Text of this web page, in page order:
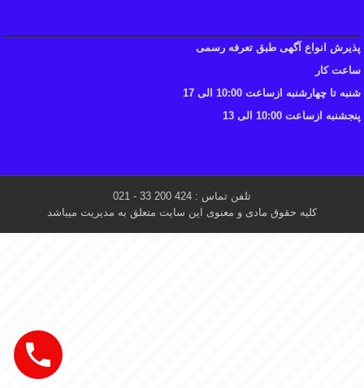
پذیرش انواع آگهی طبق تعرفه رسمی
ساعت کار
شنبه تا چهارشنبه ازساعت 10:00 الی 17
پنجشنبه ازساعت 10:00 الی 13
تلفن تماس : 424 200 33 - 021
کلیه حقوق مادی و معنوی این سایت متعلق به مدیریت میباشد